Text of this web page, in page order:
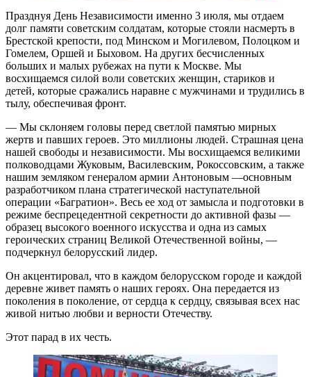
Празднуя День Независимости именно 3 июля, мы отдаем
долг памяти советским солдатам, которые стояли насмерть в
Брестской крепости, под Минском и Могилевом, Полоцком и
Гомелем, Оршей и Быховом. На других бесчисленных
больших и малых рубежах на пути к Москве. Мы
восхищаемся силой воли советских женщин, стариков и
детей, которые сражались наравне с мужчинами и трудились в
тылу, обеспечивая фронт.
— Мы склоняем головы перед светлой памятью мирных
жертв и павших героев. Это миллионы людей. Страшная цена
нашей свободы и независимости. Мы восхищаемся великими
полководцами Жуковым, Василевским, Рокоссовским, а также
нашим земляком генералом армии Антоновым —основным
разработчиком плана стратегической наступательной
операции «Багратион». Весь ее ход от замысла и подготовки в
режиме беспрецедентной секретности до активной фазы —
образец высокого военного искусства и одна из самых
героических страниц Великой Отечественной войны, —
подчеркнул белорусский лидер.
Он акцентировал, что в каждом белорусском городе и каждой
деревне живет память о наших героях. Она передается из
поколения в поколение, от сердца к сердцу, связывая всех нас
живой нитью любви и верности Отечеству.
Этот парад в их честь.